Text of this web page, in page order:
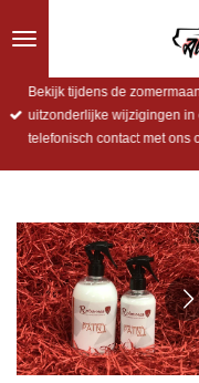
direct
hoofdinhoud
Bekijk tijdens de
uitzonderlijke wijzigingen
telefonisch contact met ons